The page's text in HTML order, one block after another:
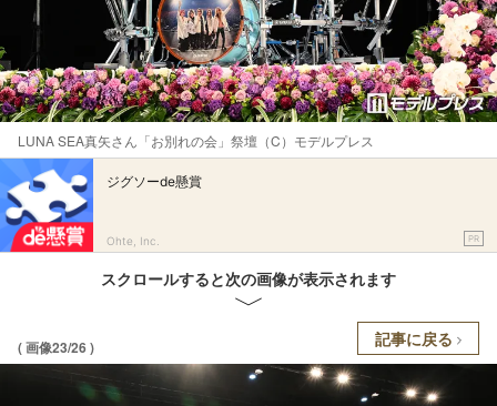
LUNA SEA真矢さん「お別れの会」祭壇（C）モデルプレス
ジグソーde懸賞
Ohte, Inc. PR
スクロールすると次の画像が表示されます
( 画像23/26 ) 記事に戻る